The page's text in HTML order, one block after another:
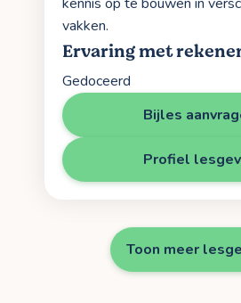
vakken.
Ervaring met
Gedoceerd
Bijles
Profiel
Toon meer